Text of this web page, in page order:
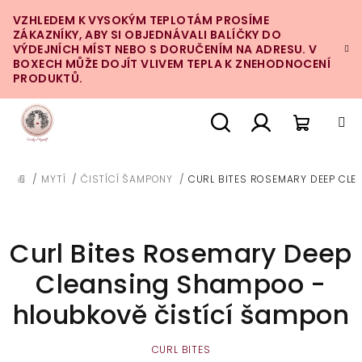
na
obsah
VZHLEDEM K VYSOKÝM TEPLOTÁM PROSÍME
ZÁKAZNÍKY, ABY SI OBJEDNÁVALI BALÍČKY DO
VÝDEJNÍCH MÍST NEBO S DORUČENÍM NA ADRESU. V
BOXECH MŮŽE DOJÍT VLIVEM TEPLA K ZNEHODNOCENÍ
PRODUKTŮ.
DOMŮ
/ MYTÍ / ČISTÍCÍ ŠAMPONY / CURL BITES ROSEMARY DEEP
Curl Bites Rosemary Deep
Cleansing Shampoo -
hloubkově čistící šampon
CURL BITES